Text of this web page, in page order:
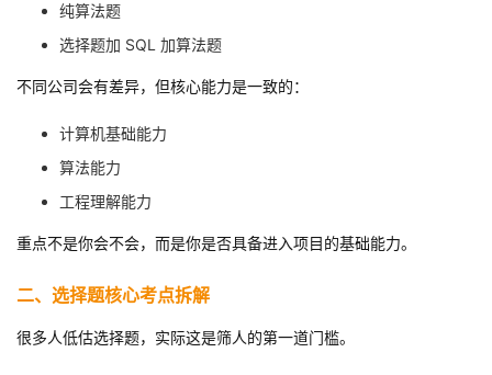
纯算法题
选择题加 SQL 加算法题
不同公司会有差异，但核心能力是一致的：
计算机基础能力
算法能力
工程理解能力
重点不是你会不会，而是你是否具备进入项目的基础能力。
二、选择题核心考点拆解
很多人低估选择题，实际这是筛人的第一道门槛。